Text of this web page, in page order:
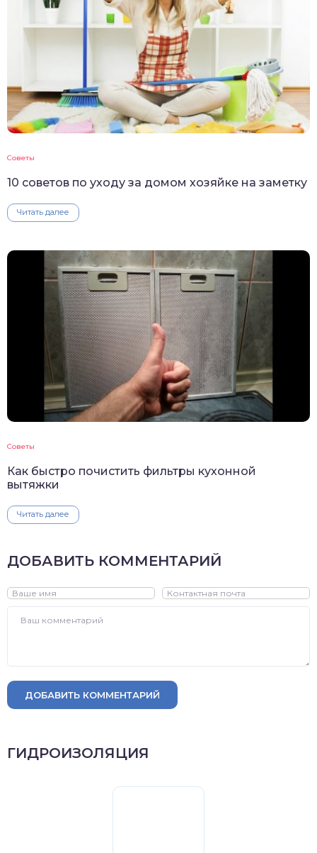
Советы
10 советов по уходу за домом хозяйке на заметку
Читать далее
Советы
Как быстро почистить фильтры кухонной
вытяжки
Читать далее
ДОБАВИТЬ КОММЕНТАРИЙ
ДОБАВИТЬ КОММЕНТАРИЙ
ГИДРОИЗОЛЯЦИЯ